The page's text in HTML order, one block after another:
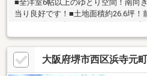
■全洋室6帖以上のゆとり空間！南向
当り良好です！■土地面積約26.6坪！
ます！《2020年7月頃 リフォーム内
ンジフード・ガスコンロ交換【周
約400ｍ(徒歩約5分)・堺市立月州中
分)・堺三宝郵便局 約140ｍ・清恵
ンモール堺鉄砲町 約650ｍ
大阪府堺市西区浜寺元